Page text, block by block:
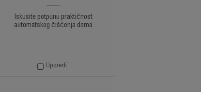
Iskusite potpunu praktičnost
automatskog čišćenja doma
Uporedi